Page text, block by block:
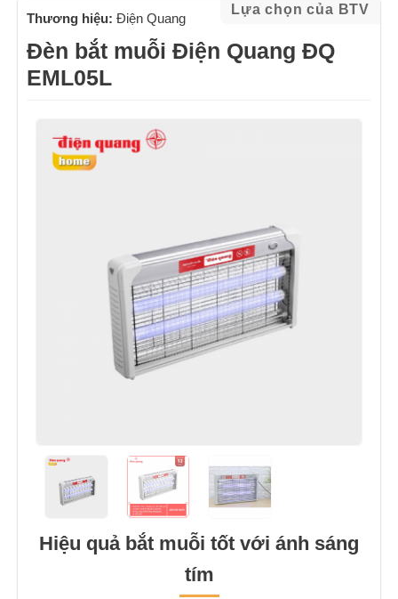
Lựa chọn của BTV
Thương hiệu: Điện Quang
Đèn bắt muỗi Điện Quang ĐQ
EML05L
Hiệu quả bắt muỗi tốt với ánh sáng
tím